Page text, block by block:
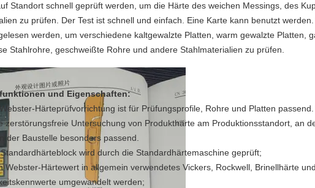
Standort schnell geprüft werden, um die Härte des weichen Messings, des
zu prüfen. Der Test ist schnell und einfach. Eine Karte kann benutzt
werden, um verschiedene kaltgewalzte Platten, warm gewalzte Platten,
Stahlrohre, geschweißte Rohre und andere Stahlmaterialien zu prüfen.
und Eigenschaften:
Härteprüfvorrichtung ist für Prüfungsprofile, Rohre und Platten
zerstörungsfreie Untersuchung von Produkthärte am Produktionsstandort, an
der Baustelle besonders passend.
wird durch die Standardhärtemaschine geprüft;
Webster-Härtewert in allgemein verwendetes Vickers, Rockwell, Brinellhärte
umgewandelt werden;